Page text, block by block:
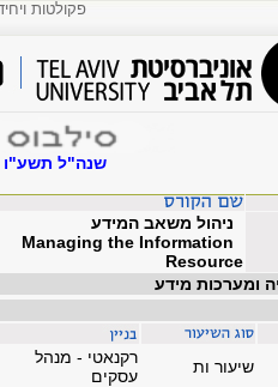
פקולטות
שנה"ל תשע"ו
ניהול משאב המידע
Managing the Information
Resource
ומערכות מידע
רקנאטי - מנהל
עסקים
שיעור ות